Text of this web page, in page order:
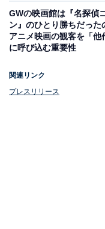
『ブルーロック』の
特別デザインで、「
「劇場版公開記念
す。いずれも販売は
れ劇場版仕様のオリ
GWの映画館は『名探偵
ン』のひとり勝ちだった
アニメ映画の観客を「他
に呼び込む重要性
関連リンク
プレスリリース